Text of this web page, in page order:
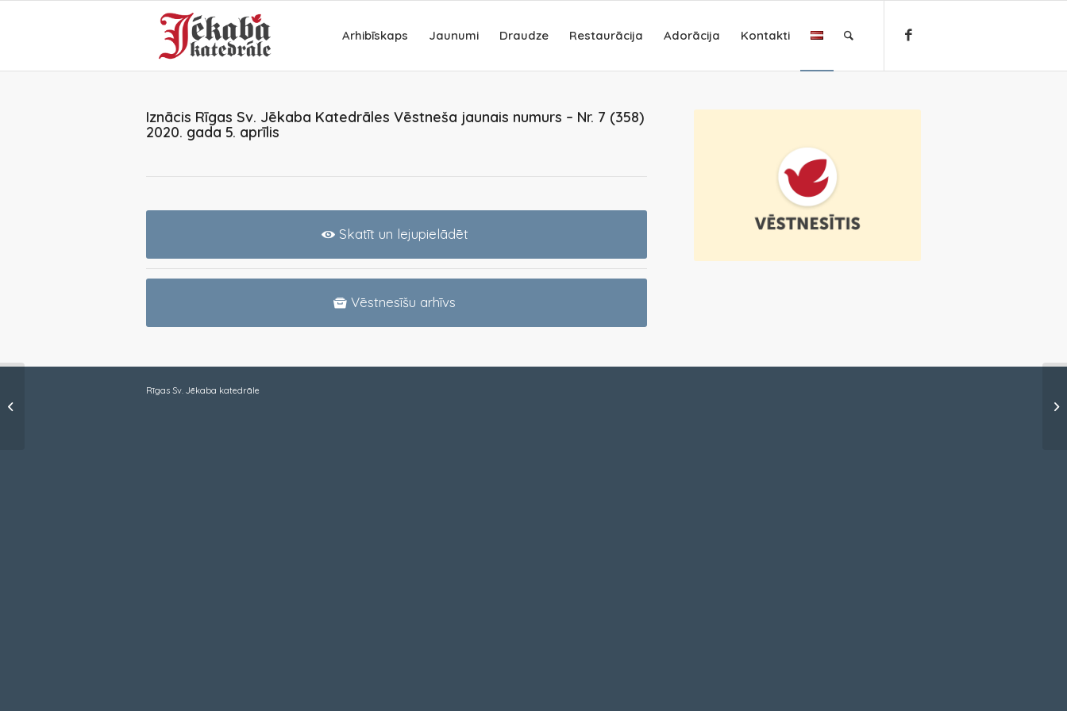
Arhibīskaps Jaunumi Draudze Restaurācija Adorācija Kontakti
Iznācis Rīgas Sv. Jēkaba Katedrāles Vēstneša jaunais numurs – Nr. 7 (358)
2020. gada 5. aprīlis
Skatīt un lejupielādēt
Vēstnesīšu arhīvs
Rīgas Sv. Jēkaba katedrāle